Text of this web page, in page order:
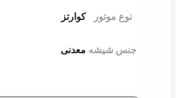
نوع موتور کوارتز
جنس شیشه معدنی